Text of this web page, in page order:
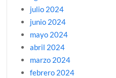
julio 2024
junio 2024
mayo 2024
abril 2024
marzo 2024
febrero 2024